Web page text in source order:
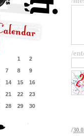
1
2
7 8
9
14 15
16
21 22
23
28 29
30
/
/